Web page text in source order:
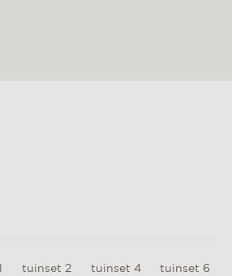
tuinset 2 tuinset 4 tuinset 6